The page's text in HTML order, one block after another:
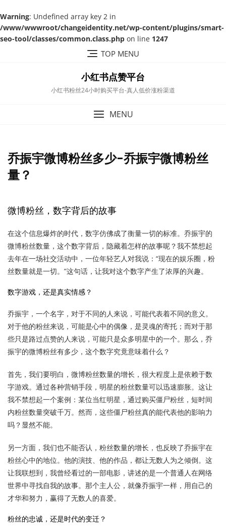
Warning: Undefined array key 2 in
/www/wwwroot/changeidentity.net/wp-content/plugins/smart-
seo-tool/classes/common.class.php on line 1247
TOP MENU
小红书点赞平台
小红书粉丝24小时购买平台-真人低价涨粉渠道
MENU
乔振宇微博粉丝多少-乔振宇微博粉丝
量？
微博粉丝，数字背后的故事
在这个信息爆炸的时代，数字仿佛成了衡量一切的标准。乔振宇的
微博粉丝数量，这个数字背后，隐藏着怎样的故事呢？我不禁想起
去年在一场社交活动中，一位年轻艺人对我说：“现在的娱乐圈，粉
丝数量就是一切。”这句话，让我对这个数字产生了浓厚的兴趣。
数字游戏，还是真实情感？
乔振宇，一个名字，对于不同的人来说，可能代表着不同的意义。
对于他的粉丝来说，可能是心中的偶像，是灵魂的寄托；而对于那
些只是路过点赞的人来说，可能只是众多明星中的一个。那么，乔
振宇的微博粉丝有多少，这个数字究竟意味着什么？
首先，我们要明白，微博粉丝数量的增长，很大程度上是依赖于数
字游戏。通过各种营销手段，明星的粉丝数量可以迅速膨胀。这让
我不禁想起一个案例：某位当红明星，通过购买僵尸粉丝，短时间
内粉丝数量突破千万。然而，这些僵尸粉丝真的能代表他的影响力
吗？显然不能。
另一方面，我们也不能否认，粉丝数量的增长，也反映了乔振宇在
粉丝心中的地位。他的演技、他的作品，都让无数人为之倾倒。这
让我联想到，我曾经看过的一部电影，讲述的是一个普通人在网络
世界中寻找自我的故事。那个主人公，就像乔振宇一样，用自己的
才华和努力，赢得了无数人的喜爱。
粉丝的忠诚，还是时代的变迁？